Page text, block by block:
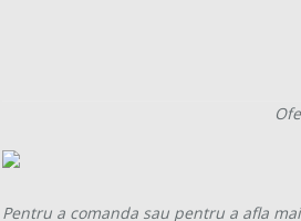
Pentru a comanda sau pentru a afla